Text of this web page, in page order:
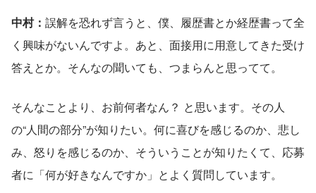
中村： 誤解を恐れず言うと、僕、履歴書とか経歴書って全
く興味がないんですよ。あと、面接用に用意してきた受け
答えとか。そんなの聞いても、つまらんと思ってて。
そんなことより、お前何者なん？ と思います。その人
の“人間の部分”が知りたい。何に喜びを感じるのか、悲し
み、怒りを感じるのか、そういうことが知りたくて、応募
者に「何が好きなんですか」とよく質問しています。